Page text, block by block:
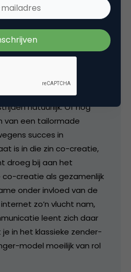
je
bijeenschuift waarbij de
aan het eindresultaat
begint de
creatie in 1900 bij de
natuurlijk. Of nog
van een tailormade
succes in
is in die zin co-creatie,
droeg bij aan het
co-creatie als gezamenlijk
onder invloed van de
zo’n vlucht nam,
leent zich daar
in het klassieke zender-
model moeilijk van rol